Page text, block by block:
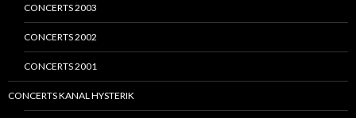
CONCERTS 2003
CONCERTS 2002
CONCERTS 2001
CONCERTS KANAL HYSTERIK